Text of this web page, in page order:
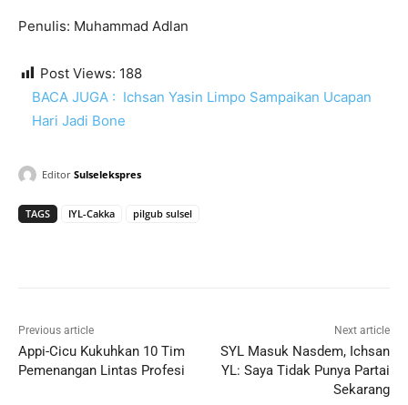
Penulis: Muhammad Adlan
Post Views: 188
BACA JUGA : Ichsan Yasin Limpo Sampaikan Ucapan
Hari Jadi Bone
Editor Sulselekspres
TAGS IYL-Cakka pilgub sulsel
Previous article
Appi-Cicu Kukuhkan 10 Tim
Pemenangan Lintas Profesi
Next article
SYL Masuk Nasdem, Ichsan
YL: Saya Tidak Punya Partai
Sekarang